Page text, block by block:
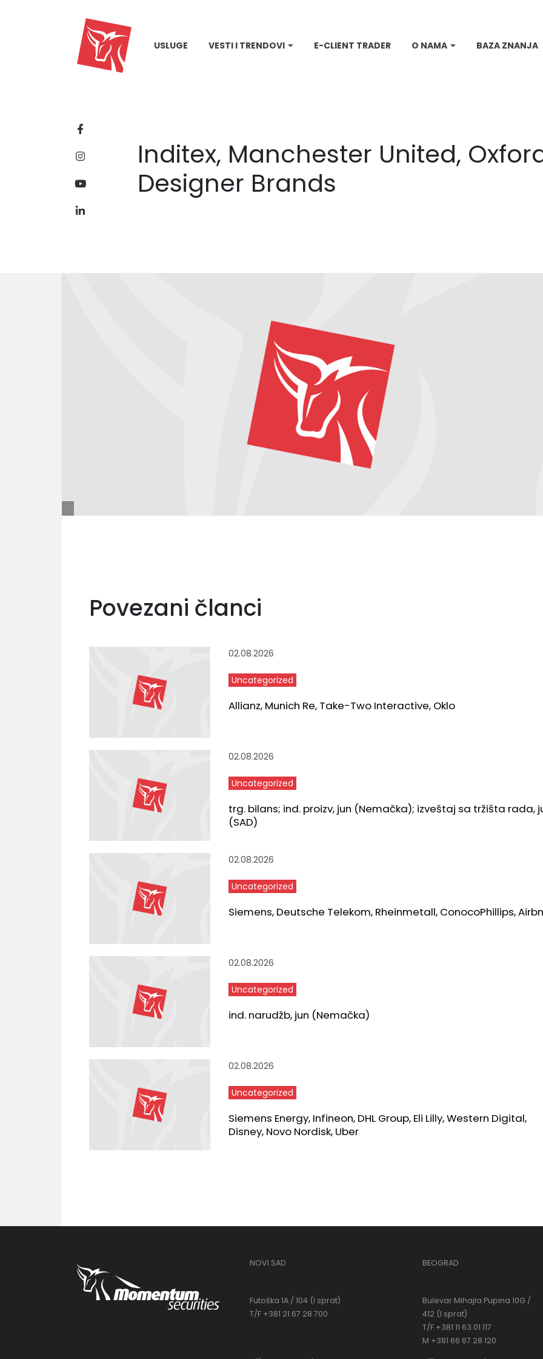
USLUGE VESTI I TRENDOVI E-CLIENT TRADER O NAMA BAZA ZNANJA
Inditex, Manchester United,
Designer Brands
Povezani članci
02.08.2026
Uncategorized
Allianz, Munich Re, Take-Two Interactive, Oklo
02.08.2026
Uncategorized
trg. bilans; ind. proizv, jun (Nemačka); izveštaj sa tržišta rada,
(SAD)
02.08.2026
Uncategorized
Siemens, Deutsche Telekom, Rheinmetall, ConocoPhillips,
02.08.2026
Uncategorized
ind. narudžb, jun (Nemačka)
02.08.2026
Uncategorized
Siemens Energy, Infineon, DHL Group, Eli Lilly, Western Digital,
Disney, Novo Nordisk, Uber
NOVI SAD
Futoška 1A / 104 (I sprat)
T/F +381 21 67 28 700
BEOGRAD
Bulevar Mihajla Pupina 10G /
412 (I sprat)
T/F +381 11 63 01 117
M +381 66 67 28 120